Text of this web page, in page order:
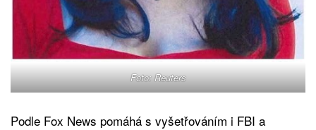
Foto: Reuters
Podle Fox News pomáhá s vyšetřováním i FBI a